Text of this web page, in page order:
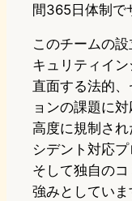
間365日体制で
このチームの
キュリティイ
直面する法的
ョンの課題に
高度に規制さ
シデント対応プ
そして独自の
強みとしていま